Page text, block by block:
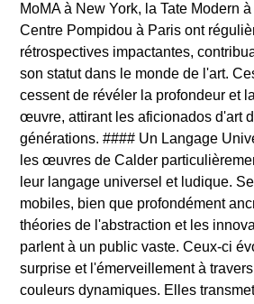
MoMA à New York, la Tate Modern
Centre Pompidou à Paris ont
rétrospectives impactantes,
son statut dans le monde de l'art.
cessent de révéler la profondeur et
œuvre, attirant les aficionados d'art
générations. #### Un Langage
les œuvres de Calder
leur langage universel et ludique.
mobiles, bien que profondément
théories de l'abstraction et les
parlent à un public vaste. Ceux-ci
surprise et l'émerveillement à
couleurs dynamiques. Elles